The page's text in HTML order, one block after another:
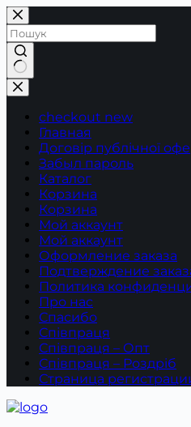
Перейти
до
вмісту
Немає
результатів
checkout new
Главная
Договір публічної
Забыл пароль
Каталог
Корзина
Корзина
Мой аккаунт
Мой аккаунт
Оформление заказа
Подтверждение
Политика
Про нас
Спасибо
Співпраця
Співпраця – Опт
Співпраця – Роздріб
Страница